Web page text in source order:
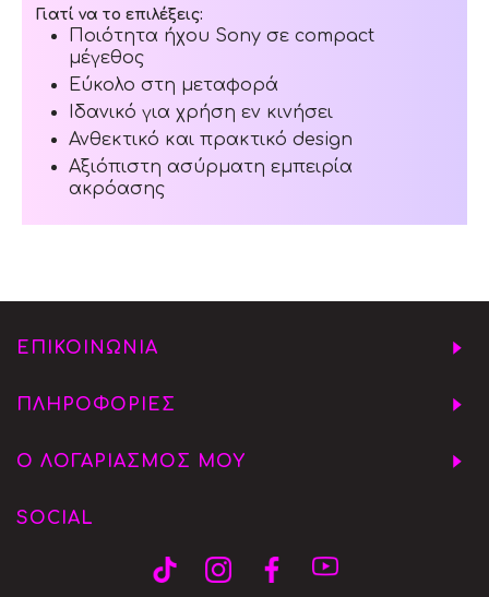
Γιατί να το επιλέξεις:
Ποιότητα ήχου Sony σε compact
μέγεθος
Εύκολο στη μεταφορά
Ιδανικό για χρήση εν κινήσει
Ανθεκτικό και πρακτικό design
Αξιόπιστη ασύρματη εμπειρία
ακρόασης
ΕΠΙΚΟΙΝΩΝΙΑ
ΠΛΗΡΟΦΟΡΙΕΣ
Ο ΛΟΓΑΡΙΑΣΜΟΣ ΜΟΥ
SOCIAL